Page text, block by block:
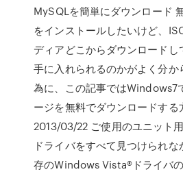
MySQLを簡単にダウンロード
をインストールしたいけど、
ディアどこからダウンロード
手に入れられるのかがよく分か
為に、この記事ではWindows7
ージを無料でダウンロードする
2013/03/22 ご使用のユニット
ドライバをすべて見つけられ
存のWindows Vista®ドライバ